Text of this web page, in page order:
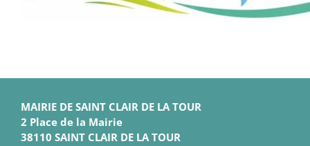
MAIRIE DE SAINT CLAIR DE LA TOUR
2 Place de la Mairie
38110 SAINT CLAIR DE LA TOUR